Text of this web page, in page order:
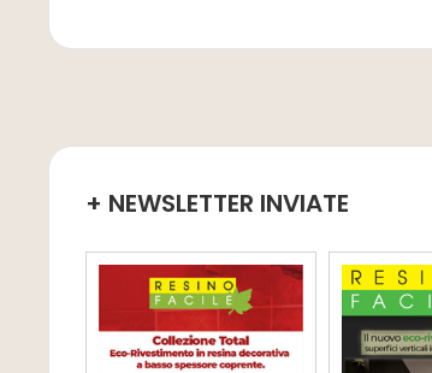
+ NEWSLETTER INVIATE